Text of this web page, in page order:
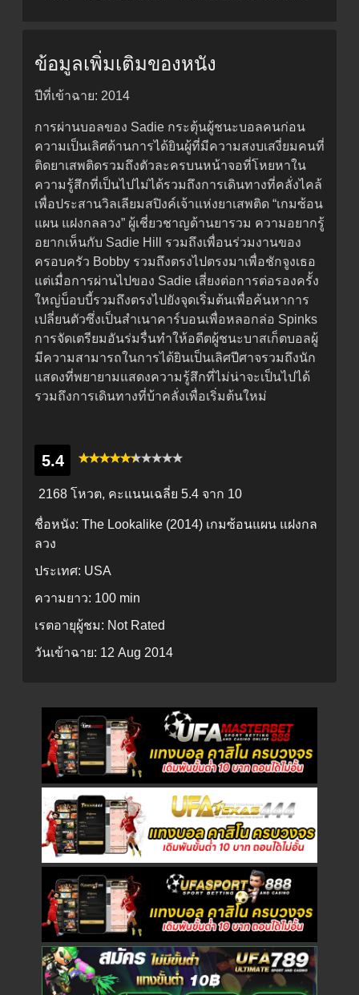
ข้อมูลเพิ่มเติมของหนัง
ปีที่เข้าฉาย: 2014
การผ่านบอลของ Sadie กระตุ้นผู้ชนะบอลคนก่อน
ความเป็นเลิศด้านการได้ยินผู้ที่มีความสงบเสงี่ยมคนที่
ติดยาเสพติดรวมถึงตัวละครบนหน้าจอที่โหยหาใน
ความรู้สึกที่เป็นไปไม่ได้รวมถึงการเดินทางที่คลั่งไคล้
เพื่อประสานวิลเลียมสปิงค์เจ้าแห่งยาเสพติด “เกมซ้อน
แผน แฝงกลลวง” ผู้เชี่ยวชาญด้านยารวม ความอยากรู้
อยากเห็นกับ Sadie Hill รวมถึงเพื่อนร่วมงานของ
ครอบครัว Bobby รวมถึงตรงไปตรงมาเพื่อชักจูงเธอ
แต่เมื่อการผ่านไปของ Sadie เสี่ยงต่อการต่อรองครั้ง
ใหญ่บ็อบบี้รวมถึงตรงไปยังจุดเริ่มต้นเพื่อค้นหาการ
เปลี่ยนตัวซึ่งเป็นสำเนาคาร์บอนเพื่อหลอกล่อ Spinks
การจัดเตรียมอันร่มรื่นทำให้อดีตผู้ชนะบาสเก็ตบอลผู้
มีความสามารถในการได้ยินเป็นเลิศปีศาจรวมถึงนัก
แสดงที่พยายามแสดงความรู้สึกที่ไม่น่าจะเป็นไปได้
รวมถึงการเดินทางที่บ้าคลั่งเพื่อเริ่มต้นใหม่
5.4
2168 โหวต, คะแนนเฉลี่ย 5.4 จาก 10
ชื่อหนัง: The Lookalike (2014) เกมซ้อนแผน แฝงกล
ลวง
ประเทศ: USA
ความยาว: 100 min
เรตอายุผู้ชม: Not Rated
วันเข้าฉาย: 12 Aug 2014